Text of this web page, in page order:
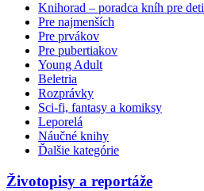
Knihorad – poradca kníh pre deti
Pre najmenších
Pre prvákov
Pre pubertiakov
Young Adult
Beletria
Rozprávky
Sci-fi, fantasy a komiksy
Leporelá
Náučné knihy
Ďalšie kategórie
Životopisy a reportáže